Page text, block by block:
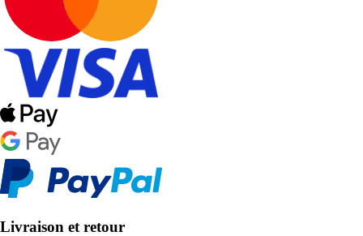
Livraison et retour